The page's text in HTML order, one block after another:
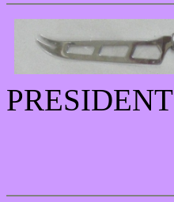
PRESIDENT